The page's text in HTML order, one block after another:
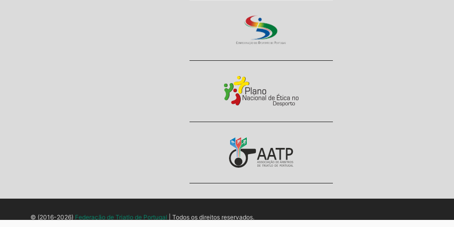
© (2016-2026) Federação de Triatlo de Portugal | Todos os direitos reservados.